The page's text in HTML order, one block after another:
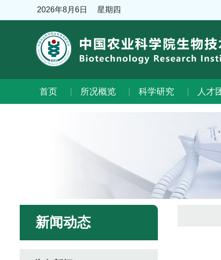
2026年8月6日 星期四
首页 所况概览 科学研究 人才
新闻动态